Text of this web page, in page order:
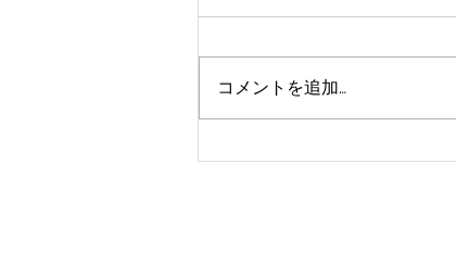
【今日の師匠】vol.78
コメントを追加…